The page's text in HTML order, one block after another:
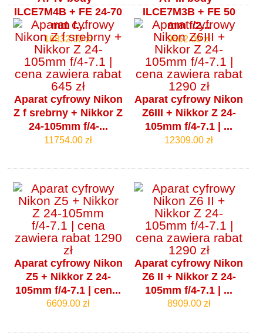
ILCE7M4B + FE 24-70
mm f...
16832.00 zł
ILCE7M3B + FE 50
mm f/2...
9662.00 zł
Aparat cyfrowy Nikon
Z f srebrny + Nikkor Z
24-105mm f/4‑...
11754.00 zł
Aparat cyfrowy Nikon
Z6III + Nikkor Z 24-
105mm f/4‑7.1 | ...
12309.00 zł
Aparat cyfrowy Nikon
Z5 + Nikkor Z 24-
105mm f/4‑7.1 | cen...
6609.00 zł
Aparat cyfrowy Nikon
Z6 II + Nikkor Z 24-
105mm f/4‑7.1 | ...
8909.00 zł